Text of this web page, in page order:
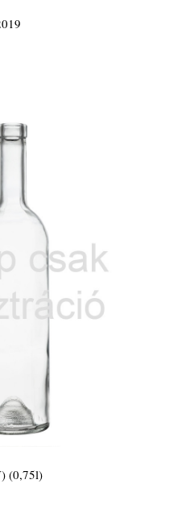
(0,75l)